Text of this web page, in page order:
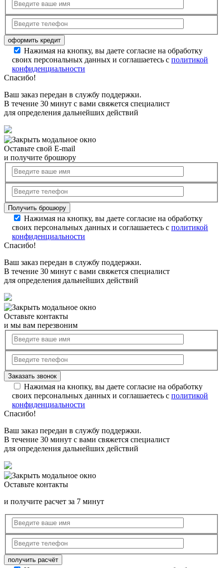
Нажимая на кнопку, вы даете согласие на обработку
своих персональных данных и соглашаетесь с политикой
конфиденциальности
Спасибо!
Ваш заказ передан в службу поддержки.
В течение 30 минут с вами свяжется специалист
для определения дальнейших действий
Оставьте свой E-mail
и получите брошюру
Нажимая на кнопку, вы даете согласие на обработку
своих персональных данных и соглашаетесь с политикой
конфиденциальности
Спасибо!
Ваш заказ передан в службу поддержки.
В течение 30 минут с вами свяжется специалист
для определения дальнейших действий
Оставьте контакты
и мы вам перезвоним
Нажимая на кнопку, вы даете согласие на обработку
своих персональных данных и соглашаетесь с политикой
конфиденциальности
Спасибо!
Ваш заказ передан в службу поддержки.
В течение 30 минут с вами свяжется специалист
для определения дальнейших действий
Оставьте контакты
и получите расчет за 7 минут